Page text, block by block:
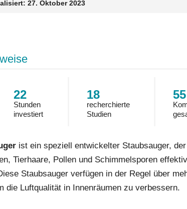
27. Oktober 2023
22
Stunden
investiert
18
recherchierte
Studien
55
ist ein speziell entwickelter Staubsauger,
Tierhaare, Pollen und Schimmelsporen
Staubsauger verfügen in der Regel über
die Luftqualität in Innenräumen zu verbessern.